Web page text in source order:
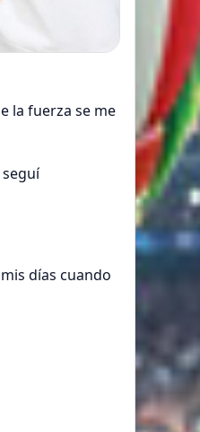
la fuerza se me
días cuando